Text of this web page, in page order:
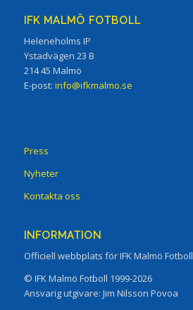
IFK MALMÖ FOTBOLL
Heleneholms IP
Ystadvägen 23 B
214 45 Malmö
E-post: info@ifkmalmo.se
Press
Nyheter
Kontakta oss
INFORMATION
Officiell webbplats för IFK Malmö Fotboll
© IFK Malmö Fotboll 1999-2026
Ansvarig utgivare: Jim Nilsson Povoa